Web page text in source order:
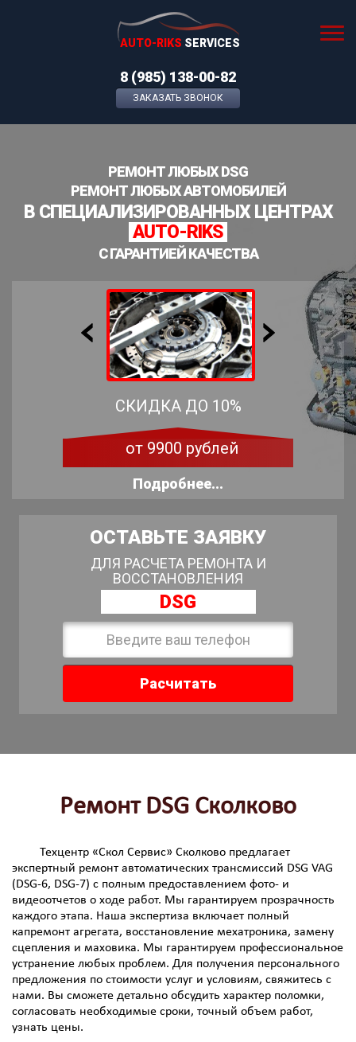
AUTO-RIKS SERVICES
8 (985) 138-00-82
ЗАКАЗАТЬ ЗВОНОК
РЕМОНТ ЛЮБЫХ DSG
РЕМОНТ ЛЮБЫХ АВТОМОБИЛЕЙ
В СПЕЦИАЛИЗИРОВАННЫХ ЦЕНТРАХ
AUTO-RIKS
С ГАРАНТИЕЙ КАЧЕСТВА
СКИДКА ДО 10%
от 9900 рублей
Подробнее...
ОСТАВЬТЕ ЗАЯВКУ
ДЛЯ РАСЧЕТА РЕМОНТА И
ВОССТАНОВЛЕНИЯ
DSG
Расчитать
Ремонт DSG Сколково
Техцентр «Скол Сервис» Сколково предлагает
экспертный ремонт автоматических трансмиссий DSG VAG
(DSG-6, DSG-7) с полным предоставлением фото- и
видеоотчетов о ходе работ. Мы гарантируем прозрачность
каждого этапа. Наша экспертиза включает полный
капремонт агрегата, восстановление мехатроника, замену
сцепления и маховика. Мы гарантируем профессиональное
устранение любых проблем. Для получения персонального
предложения по стоимости услуг и условиям, свяжитесь с
нами. Вы сможете детально обсудить характер поломки,
согласовать необходимые сроки, точный объем работ,
узнать цены.